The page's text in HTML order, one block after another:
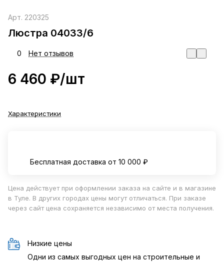
Арт. 220325
Люстра 04033/6
0 Нет отзывов
6 460 ₽/шт
Характеристики
Бесплатная доставка от 10 000 ₽
Цена действует при оформлении заказа на сайте и в магазине
в Туле. В других городах цены могут отличаться. При заказе
через сайт цена сохраняется независимо от места получения.
Низкие цены
Одни из самых выгодных цен на строительные и